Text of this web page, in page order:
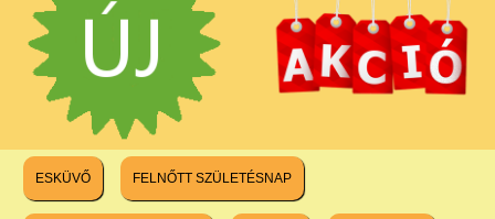
ESKÜVŐ FELNŐTT SZÜLETÉSNAP